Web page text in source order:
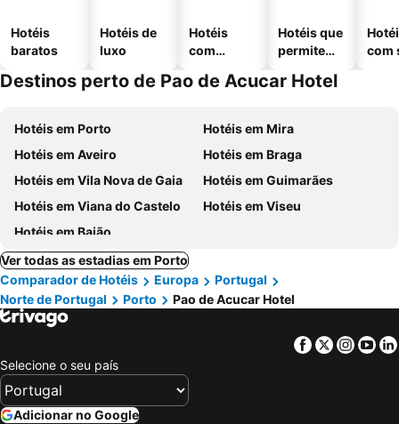
Hotéis
baratos
Hotéis de
luxo
Hotéis
com
Hotéis que
permitem
com
Destinos perto de Pao de Acucar Hotel
Hotéis em Porto
Hotéis em Mira
Hotéis em Aveiro
Hotéis em Braga
Hotéis em Vila Nova de Gaia
Hotéis em Guimarães
Hotéis em Viana do Castelo
Hotéis em Viseu
Hotéis em Baião
Ver todas as estadias em Porto
Comparador de Hotéis
Europa
Portugal
Norte de Portugal
Porto Pao de Acucar Hotel
Facebook
Twitter
Selecione o seu país
Adicionar no Google